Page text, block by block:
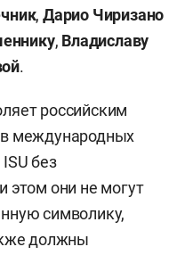
,Дарио Чиризано
, Владиславу
.
российским
в международных
без
этом они не могут
символику,
должны